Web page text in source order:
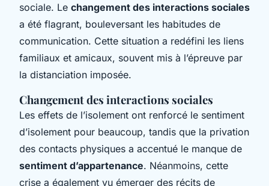
sociale. Le changement des interactions sociales
a été flagrant, bouleversant les habitudes de
communication. Cette situation a redéfini les liens
familiaux et amicaux, souvent mis à l’épreuve par
la distanciation imposée.
Changement des interactions sociales
Les effets de l’isolement ont renforcé le sentiment
d’isolement pour beaucoup, tandis que la privation
des contacts physiques a accentué le manque de
sentiment d’appartenance. Néanmoins, cette
crise a également vu émerger des récits de